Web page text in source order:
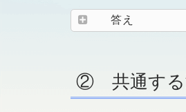
答え
② 共通する